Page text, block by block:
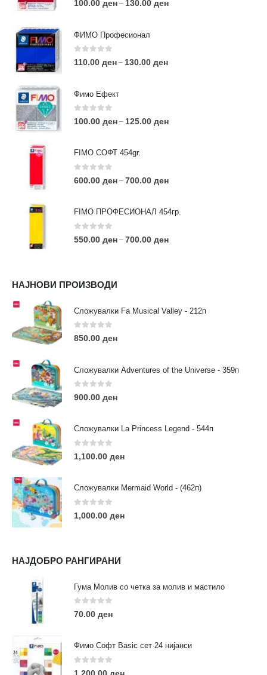
100.00 ден – 130.00 ден
ФИМО Професионал
0out of 5
110.00 ден – 130.00 ден
Фимо Ефект
0 out of 5
100.00 ден – 125.00 ден
FIMO СОФТ 454gr.
0out of 5
600.00 ден – 700.00 ден
FIMO ПРОФЕСИОНАЛ 454гр.
0out of 5
550.00 ден – 700.00 ден
НАЈНОВИ ПРОИЗВОДИ
Сложувалки Fa Musical Valley - 212п
0out of 5
850.00 ден
Сложувалки Adventures of the Universe - 359п
0out of 5
900.00 ден
Сложувалки La Princess Legend - 544п
0 out of 5
1,100.00 ден
Сложувалки Mermaid World - (462п)
0 out of 5
1,000.00 ден
НАЈДОБРО РАНГИРАНИ
Гума Молив со четка за молив и мастило
0out of 5
70.00 ден
Фимо Софт Basic сет 24 нијанси
0 out of 5
АДРЕСА:
ул. 3та Македонска Бригада бр.46
ТЕЛЕФОН:
0038977640534
contact@moehobi.mk
РАБОТНО ВРЕМЕ:
Пон - Саб / 09:00 - 21:00
ЛИНКОВИ
Услови за користење
Големопродажба
Кариера
За нас
Нашите локации
ПОПУЛАРНИ ТАГОВИ
eurodanvest FIMO Креативни Сетови
markers
rapitografi sketch staedtler